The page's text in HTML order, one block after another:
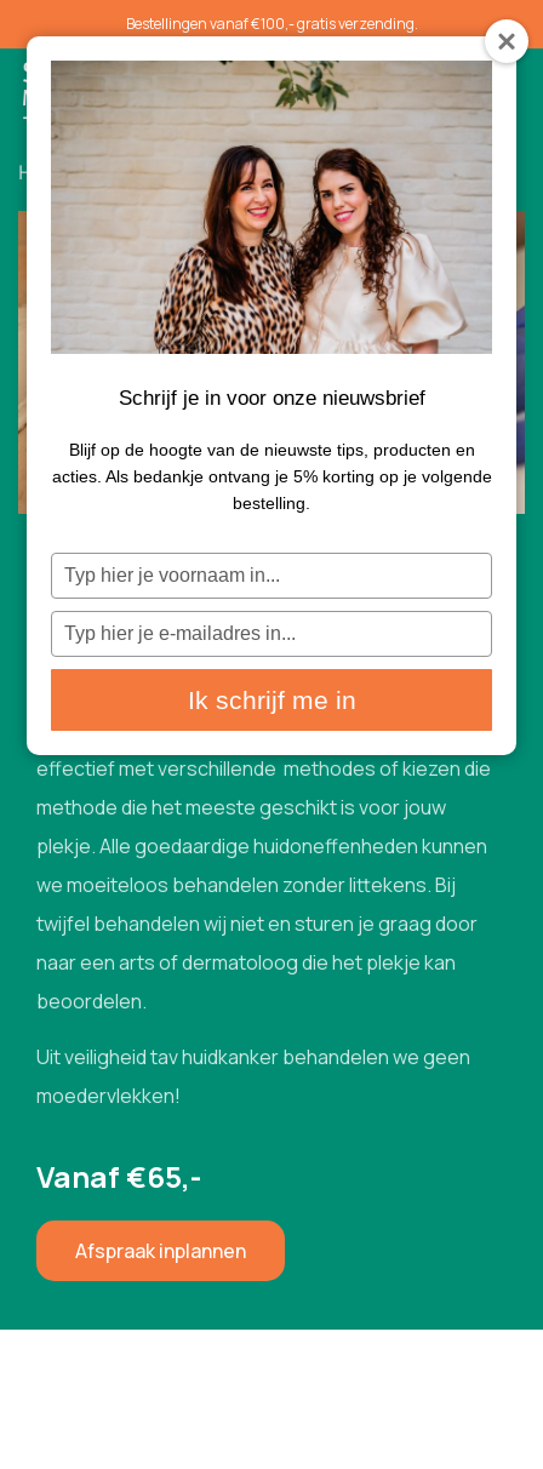
Bestellingen vanaf €100,- gratis verzending.
0
Home/Gezichtsbehandelingen/ Huidoneffenheden
Huidoneffenheden
Heb je last van storende hobbeltjes of bobbeltjes,
vlekjes of plekjes op je huid? Op het gezicht of
lichaam? We behandelen deze al ruim vijftien jaar
effectief met verschillende methodes of kiezen die
methode die het meeste geschikt is voor jouw
plekje. Alle goedaardige huidoneffenheden kunnen
we moeiteloos behandelen zonder littekens. Bij
twijfel behandelen wij niet en sturen je graag door
naar een arts of dermatoloog die het plekje kan
beoordelen.
Uit veiligheid tav huidkanker behandelen we geen
moedervlekken!
Vanaf €65,-
Afspraak inplannen
Schrijf je in voor onze nieuwsbrief
Blijf op de hoogte van de nieuwste tips, producten en
acties. Als bedankje ontvang je 5% korting op je volgende
bestelling.
Typ
naam
in
Typ
e-
mailadres
Ik schrijf me in